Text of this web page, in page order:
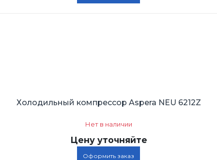
Холодильный компрессор Aspera NEU 6212Z
Нет в наличии
Цену уточняйте
Оформить заказ